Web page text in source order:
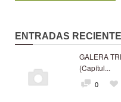
ENTRADAS
GALERA
(Capítul...
0